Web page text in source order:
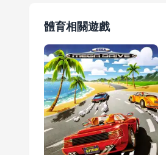
體育相關遊戲